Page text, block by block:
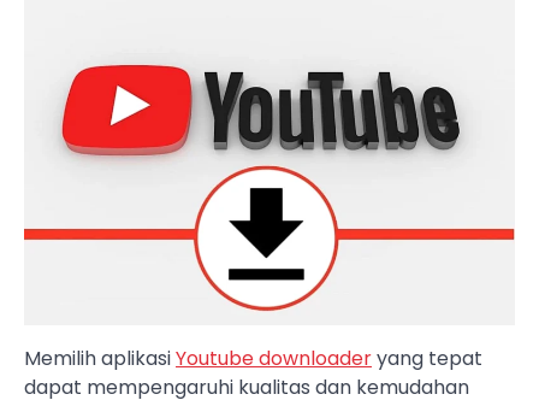
Memilih aplikasiYoutube downloaderyang tepat
dapat mempengaruhi kualitas dan kemudahan